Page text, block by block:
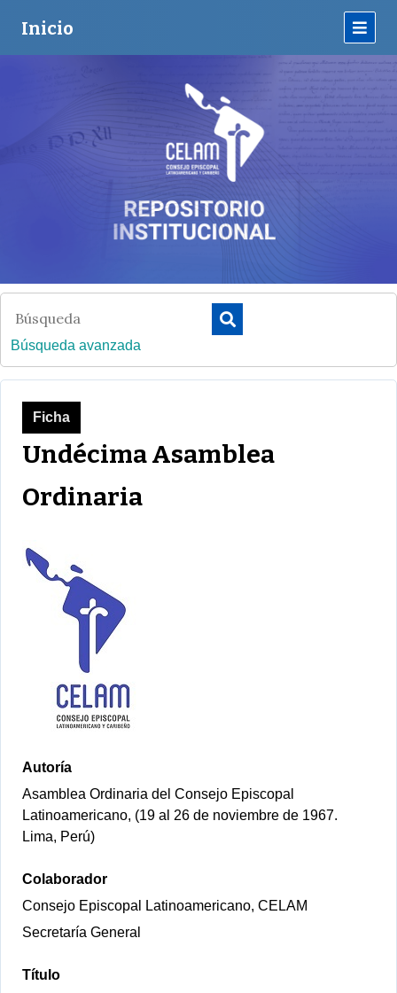
Inicio
Búsqueda avanzada
Undécima Asamblea
Ordinaria
Ficha
Autoría
Asamblea Ordinaria del Consejo Episcopal
Latinoamericano, (19 al 26 de noviembre de 1967.
Lima, Perú)
Colaborador
Consejo Episcopal Latinoamericano, CELAM
Secretaría General
Título